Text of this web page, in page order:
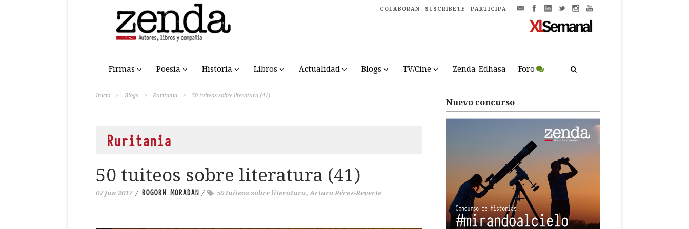
COLABORAN SUSCRÍBETE PARTICIPA
Firmas Poesía Historia Libros Actualidad Blogs TV/Cine Zenda-Edhasa Foro
Inicio > Blogs > Ruritania > 50 tuiteos sobre literatura (41)
Ruritania
50 tuiteos sobre literatura (41)
07 Jun 2017 / ROGORN MORADAN / 50 tuiteos sobre literatura, Arturo Pérez-Reverte
Nuevo concurso